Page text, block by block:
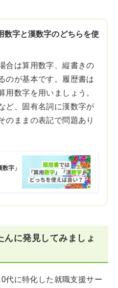
数字と漢数字のどちらを使
合は算用数字、縦書きの
のが基本です。履歴書は
用数字を用いましょう。
ど、固有名詞に漢数字が
のままの表記で問題あり
字」
んに発見してみましょ
代に特化した就職支援サー